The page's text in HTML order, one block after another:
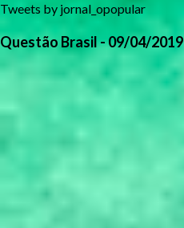
Tweets by jornal_opopular
Questão Brasil - 09/04/2019